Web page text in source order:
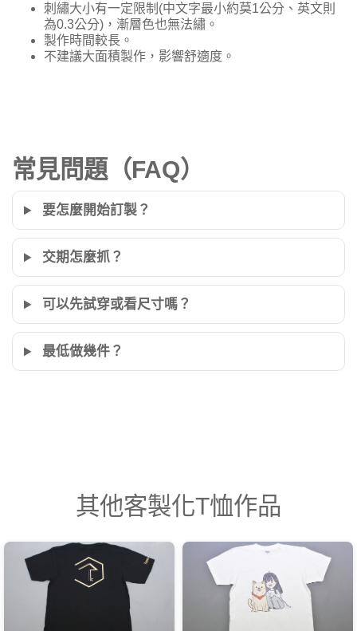
刺繡大小有一定限制(中文字最小約莫1公分、英文則
為0.3公分)，漸層色也無法繡。
製作時間較長。
不建議大面積製作，影響舒適度。
常見問題（FAQ）
要怎麼開始訂製？
交期怎麼抓？
可以先試穿或看尺寸嗎？
最低做幾件？
其他客製化T恤作品